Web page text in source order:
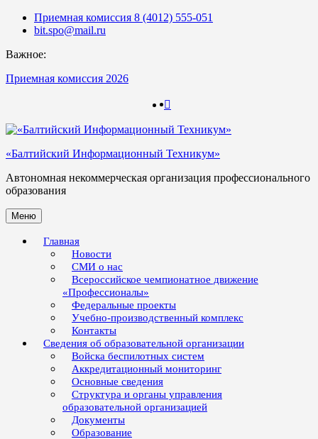
Skip
Приемная комиссия 8 (4012) 555-051
bit.spo@mail.ru
Важное:
Приемная комиссия 2026
«Балтийский Информационный Техникум»
Автономная некоммерческая организация профессионального
образования
Меню
Главная
Новости
СМИ о нас
Всероссийское чемпионатное движение
«Профессионалы»
Федеральные проекты
Учебно-производственный комплекс
Контакты
Сведения об образовательной организации
Войска беспилотных систем
Аккредитационный мониторинг
Основные сведения
Структура и органы управления
образовательной организацией
Документы
Образование